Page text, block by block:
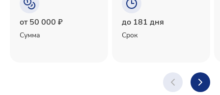
от 50 000 ₽
Сумма
до 181 дня
Срок